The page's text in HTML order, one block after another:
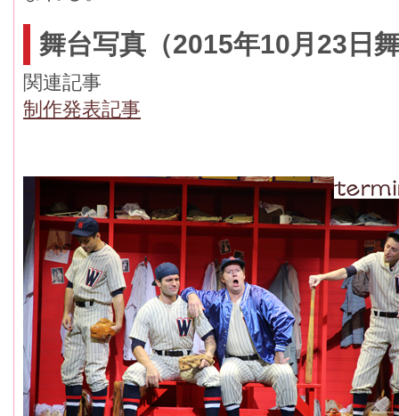
舞台写真（2015年10月23日
関連記事
制作発表記事